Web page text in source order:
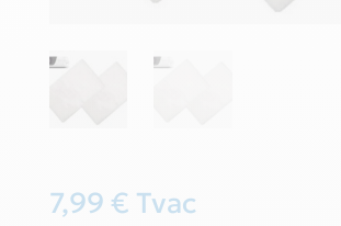
7,99 € Tvac